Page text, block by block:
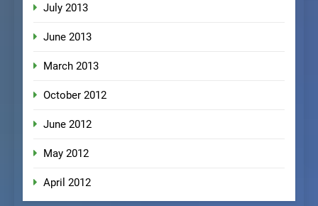
July 2013
June 2013
March 2013
October 2012
June 2012
May 2012
April 2012